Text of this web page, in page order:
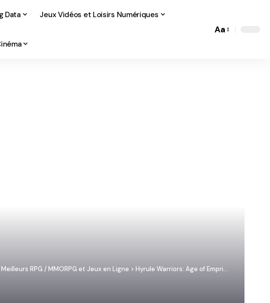
Data Jeux Vidéos et Loisirs Numériques
Font
Aa
Meilleurs RPG / MMORPG et Jeux en Ligne > Hyrule Warriors: Age of Emprisonment – Précommander New Legend of Zelda Spin-off